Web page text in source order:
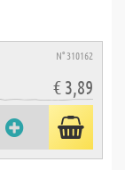
N° 310162
€ 3,89